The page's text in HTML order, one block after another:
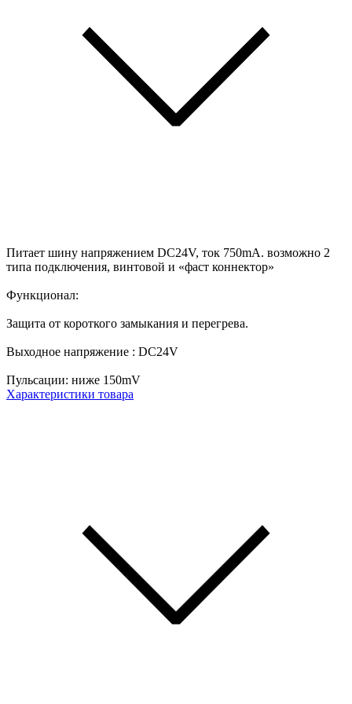
Питает шину напряжением DC24V, ток 750mA. возможно 2
типа подключения, винтовой и «фаст коннектор»
Функционал:
Защита от короткого замыкания и перегрева.
Выходное напряжение : DC24V
Пульсации: ниже 150mV
Характеристики товара